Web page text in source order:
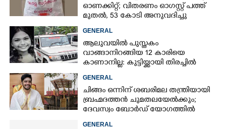
ഓണക്കിറ്റ്; വിതരണം ഓഗസ്റ്റ് പത്ത്
മുതൽ, 53 കോടി അനുവദിച്ചു
GENERAL
ആലുവയിൽ പുസ്തകം
വാങ്ങാനിറങ്ങിയ 12 കാരിയെ
കാണാനില്ല: കുട്ടിയ്ക്കായി തിരച്ചിൽ
GENERAL
ചിങ്ങം ഒന്നിന് ശബരിമല തന്ത്രിയായി
ബ്രഹ്മദത്തൻ ചുമതലയേൽക്കും;
ദേവസ്വം ബോർഡ് യോഗത്തിൽ
തീരുമാനം
GENERAL